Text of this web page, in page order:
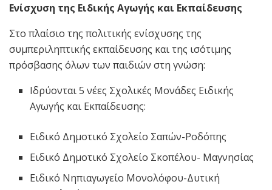
Ενίσχυση της Ειδικής Αγωγής και Εκπαίδευσης
Στο πλαίσιο της πολιτικής ενίσχυσης της
συμπεριληπτικής εκπαίδευσης και της ισότιμης
πρόσβασης όλων των παιδιών στη γνώση:
Ιδρύονται 5 νέες Σχολικές Μονάδες Ειδικής
Αγωγής και Εκπαίδευσης:
Ειδικό Δημοτικό Σχολείο Σαπών-Ροδόπης
Ειδικό Δημοτικό Σχολείο Σκοπέλου- Μαγνησίας
Ειδικό Νηπιαγωγείο Μονολόφου-Δυτική